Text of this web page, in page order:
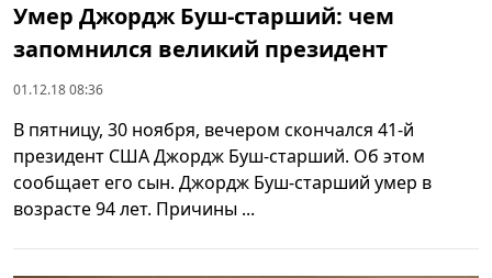
Умер Джордж Буш-старший: чем
запомнился великий президент
01.12.18 08:36
В пятницу, 30 ноября, вечером скончался 41-й
президент США Джордж Буш-старший. Об этом
сообщает его сын. Джордж Буш-старший умер в
возрасте 94 лет. Причины ...